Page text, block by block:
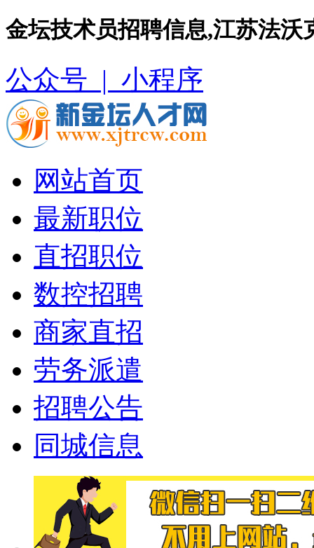
金坛技术员招聘信息,江苏法
公众号 | 小程序
网站首页
最新职位
直招职位
数控招聘
商家直招
劳务派遣
招聘公告
同城信息